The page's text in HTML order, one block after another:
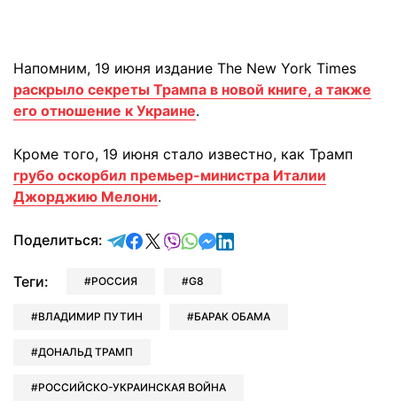
Напомним, 19 июня издание The New York Times
раскрыло секреты Трампа в новой книге, а также
его отношение к Украине.
Кроме того, 19 июня стало известно, как Трамп
грубо оскорбил премьер-министра Италии
Джорджию Мелони.
Поделиться: отправить в Telegram
поделиться в Facebook
поделиться в X
отправить в Viber
отправить в Whatsapp
отправить в Messenger
отправить в LinkedIn
Теги: РОССИЯ G8
ВЛАДИМИР ПУТИН БАРАК ОБАМА
ДОНАЛЬД ТРАМП
РОССИЙСКО-УКРАИНСКАЯ ВОЙНА